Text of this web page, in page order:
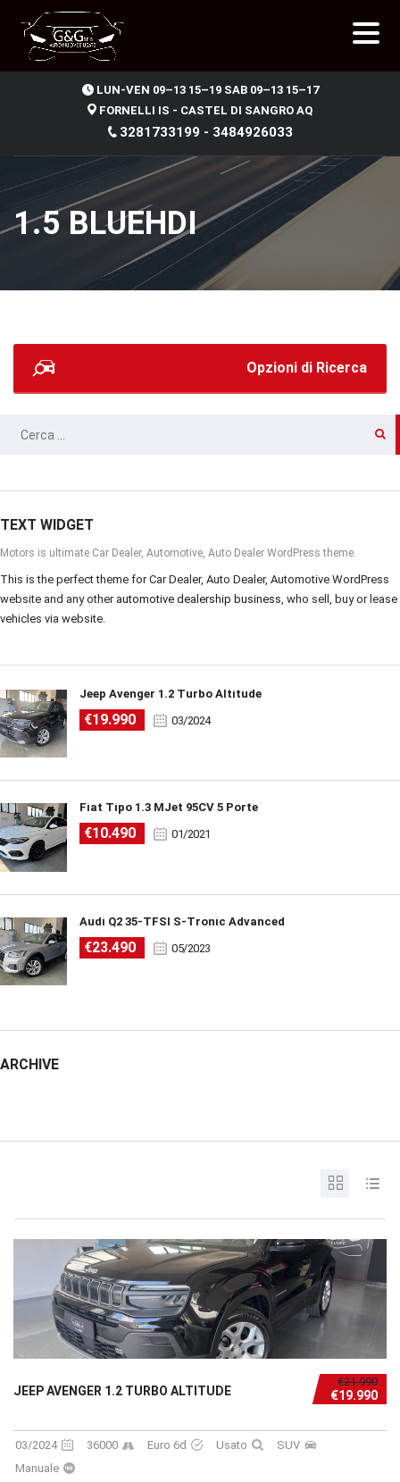
LUN-VEN 09–13 15–19 SAB 09–13 15–17
FORNELLI IS - CASTEL DI SANGRO AQ
3281733199 - 3484926033
1.5 BLUEHDI
Opzioni di Ricerca
RICERCA
TEXT WIDGET
Motors is ultimate Car Dealer, Automotive, Auto Dealer WordPress theme.
This is the perfect theme for Car Dealer, Auto Dealer, Automotive WordPress
website and any other automotive dealership business, who sell, buy or lease
vehicles via website.
Jeep Avenger 1.2 Turbo Altitude
€19.990 03/2024
Fiat Tipo 1.3 MJet 95CV 5 Porte
€10.490 01/2021
Audi Q2 35-TFSI S-Tronic Advanced
€23.490 05/2023
ARCHIVE
€21.990
€19.990
JEEP AVENGER 1.2 TURBO ALTITUDE
03/2024 36000 Euro 6d Usato
SUV
Manuale